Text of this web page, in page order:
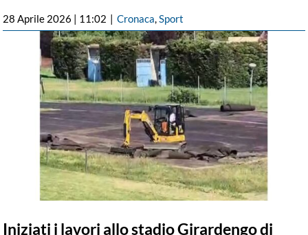
28 Aprile 2026 | 11:02 | Cronaca,Sport
Ingrandisci
immagine
Iniziati i lavori allo stadio Girardengo di